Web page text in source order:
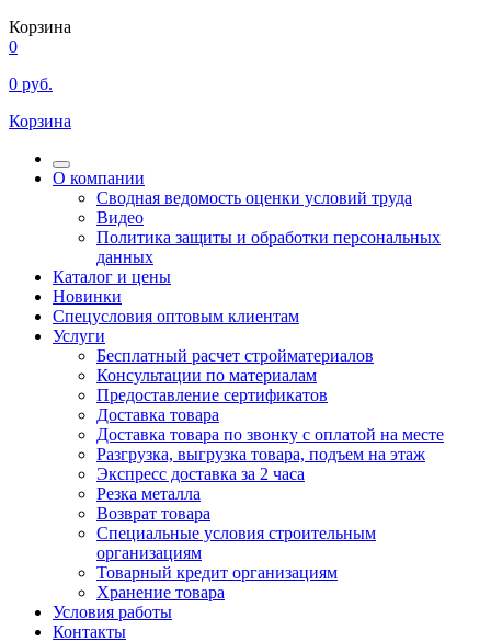
Корзина
0
0 руб.
Корзина
О компании
Сводная ведомость оценки условий труда
Видео
Политика защиты и обработки персональных
данных
Каталог и цены
Новинки
Спецусловия оптовым клиентам
Услуги
Бесплатный расчет стройматериалов
Консультации по материалам
Предоставление сертификатов
Доставка товара
Доставка товара по звонку с оплатой на месте
Разгрузка, выгрузка товара, подъем на этаж
Экспресс доставка за 2 часа
Резка металла
Возврат товара
Специальные условия строительным
организациям
Товарный кредит организациям
Хранение товара
Условия работы
Контакты